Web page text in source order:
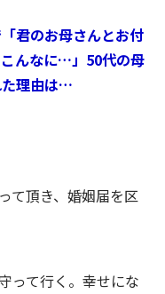
君のお母さんとお付
んなに…」50代の母
た理由は…
て頂き、婚姻届を区
って行く。幸せにな